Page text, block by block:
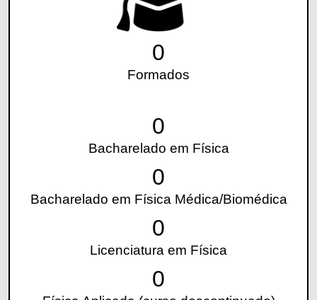
0
Formados
0
Bacharelado em Física
0
Bacharelado em Física Médica/Biomédica
0
Licenciatura em Física
0